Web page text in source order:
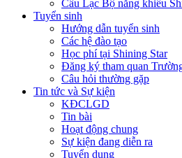
Câu Lạc Bộ năng khiếu
Tuyển sinh
Hướng dẫn tuyển sinh
Các hệ đào tạo
Học phí tại Shining Star
Đăng ký tham quan
Câu hỏi thường gặp
Tin tức và Sự kiện
KĐCLGD
Tin bài
Hoạt động chung
Sự kiện đang diễn ra
Tuyển dụng